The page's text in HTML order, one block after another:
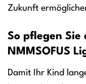
Zukunft
So pflegen Sie
NMMSOFUS
Damit Ihr Kind